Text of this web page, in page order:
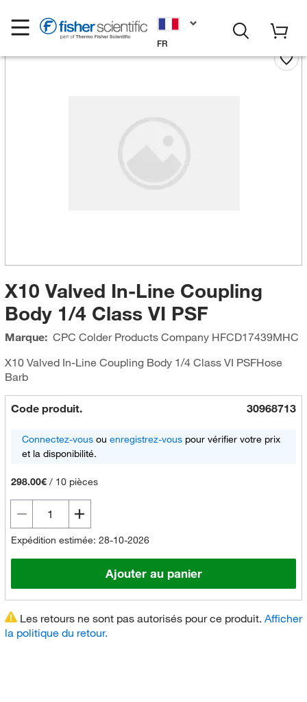
FR
X10 Valved In-Line Coupling
Body 1/4 Class VI PSF
Marque: CPC Colder Products CompanyHFCD17439MHC
X10 Valved In-Line Coupling Body 1/4 Class VI PSFHose
Barb
Code produit. 30968713
Connectez-vousou enregistrez-vouspour vérifier votre prix
et la disponibilité.
298.00€/ 10 pièces
Expédition estimée: 28-10-2026
Ajouter au panier
Les retours ne sont pas autorisés pour ce produit. Afficher
la politique du retour.